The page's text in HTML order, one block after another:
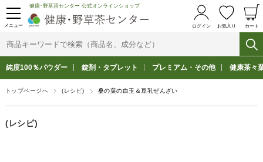
メニュー
健康･野草茶センター 公式オンラインショップ
ログイン お気入り カート
純度100％パウダー 錠剤・タブレット プレミアム・その他 健康茶々
トップページへ (レシピ) 桑の葉の白玉＆豆乳ぜんざい
(レシピ)